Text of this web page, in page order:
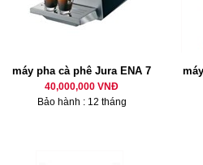
máy pha cà phê Jura ENA 7
40,000,000 VNĐ
Bảo hành : 12 tháng